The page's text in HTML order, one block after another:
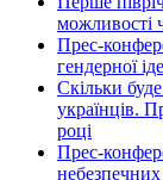
можливості
Прес-
гендерної
Скільки
українців.
році
Прес-
небезпечних